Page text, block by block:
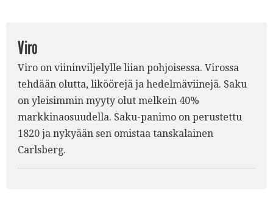
Viro
Viro on viininviljelylle liian pohjoisessa. Virossa
tehdään olutta, liköörejä ja hedelmäviinejä. Saku
on yleisimmin myyty olut melkein 40%
markkinaosuudella. Saku-panimo on perustettu
1820 ja nykyään sen omistaa tanskalainen
Carlsberg.